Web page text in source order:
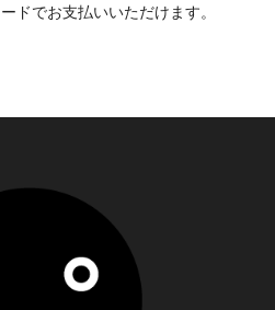
ドでお支払いいただけます。